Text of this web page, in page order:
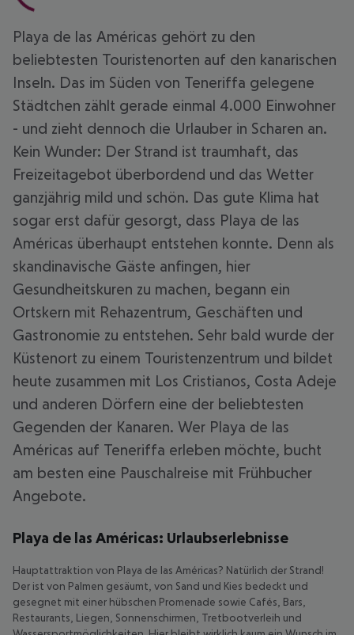
Playa de las Américas gehört zu den
beliebtesten Touristenorten auf den kanarischen
Inseln. Das im Süden von Teneriffa gelegene
Städtchen zählt gerade einmal 4.000 Einwohner
- und zieht dennoch die Urlauber in Scharen an.
Kein Wunder: Der Strand ist traumhaft, das
Freizeitagebot überbordend und das Wetter
ganzjährig mild und schön. Das gute Klima hat
sogar erst dafür gesorgt, dass Playa de las
Américas überhaupt entstehen konnte. Denn als
skandinavische Gäste anfingen, hier
Gesundheitskuren zu machen, begann ein
Ortskern mit Rehazentrum, Geschäften und
Gastronomie zu entstehen. Sehr bald wurde der
Küstenort zu einem Touristenzentrum und bildet
heute zusammen mit Los Cristianos, Costa Adeje
und anderen Dörfern eine der beliebtesten
Gegenden der Kanaren. Wer Playa de las
Américas auf Teneriffa erleben möchte, bucht
am besten eine Pauschalreise mit Frühbucher
Angebote.
Playa de las Américas: Urlaubserlebnisse
Hauptattraktion von Playa de las Américas? Natürlich der Strand!
Der ist von Palmen gesäumt, von Sand und Kies bedeckt und
gesegnet mit einer hübschen Promenade sowie Cafés, Bars,
Restaurants, Liegen, Sonnenschirmen, Tretbootverleih und